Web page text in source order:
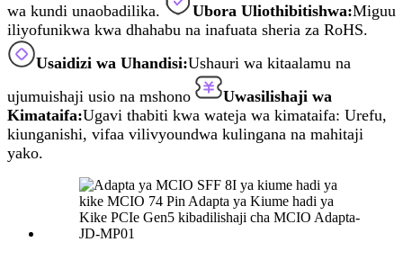
wa kundi unaobadilika.
Ubora Uliothibitishwa:Miguu
iliyofunikwa kwa dhahabu na inafuata sheria za RoHS.
Usaidizi wa Uhandisi:Ushauri wa kitaalamu na
ujumuishaji usio na mshono
Uwasilishaji wa
Kimataifa:Ugavi thabiti kwa wateja wa kimataifa: Urefu,
kiunganishi, vifaa vilivyoundwa kulingana na mahitaji
yako.